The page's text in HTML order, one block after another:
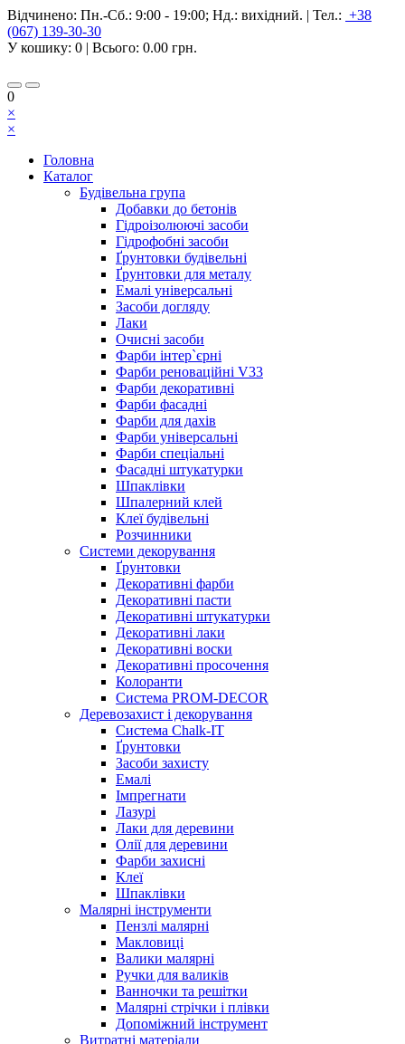
Відчинено: Пн.-Сб.: 9:00 - 19:00; Нд.: вихідний. | Тел.: +38
(067) 139-30-30
У кошику: 0 | Всього: 0.00 грн.
0
×
×
Головна
Каталог
Будівельна група
Добавки до бетонів
Гідроізолюючі засоби
Гідрофобні засоби
Ґрунтовки будівельні
Ґрунтовки для металу
Емалі універсальні
Засоби догляду
Лаки
Очисні засоби
Фарби інтер`єрні
Фарби реноваційні V33
Фарби декоративні
Фарби фасадні
Фарби для дахів
Фарби універсальні
Фарби спеціальні
Фасадні штукатурки
Шпаклівки
Шпалерний клей
Клеї будівельні
Розчинники
Системи декорування
Ґрунтовки
Декоративні фарби
Декоративні пасти
Декоративні штукатурки
Декоративні лаки
Декоративні воски
Декоративні просочення
Колоранти
Система PROM-DECOR
Деревозахист і декорування
Система Chalk-IT
Ґрунтовки
Засоби захисту
Емалі
Імпрегнати
Лазурі
Лаки для деревини
Олії для деревини
Фарби захисні
Клеї
Шпаклівки
Малярні інструменти
Пензлі малярні
Макловиці
Валики малярні
Ручки для валиків
Ванночки та решітки
Малярні стрічки і плівки
Допоміжний інструмент
Витратні матеріали